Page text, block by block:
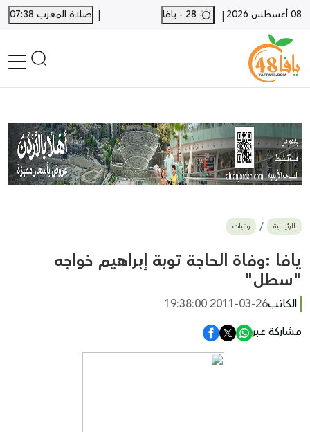
08 أغسطس 2026 |
| صلاة المغرب 07:38
أخبار محلية
أخبار يافا
SHORTS
أخبار اللد والرملة
بيع وشراء
أخبار القدس
وفيات
المزيد
ارسل خبر
الرئيسية وفيات
يافا :وفاة الحاجة توبة إبراهيم خواجه
"سطل"
الكاتب2011-03-26 19:38:00
مشاركة عبر